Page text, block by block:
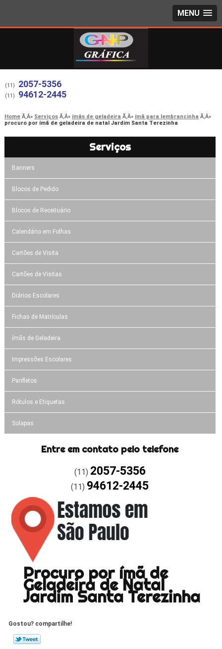
MENU
(11) 2057-5356
(11) 94612-2445
Home Serviços ímãs de geladeira
ímã para lembrancinha
procuro por ímã de geladeira de natal Jardim Santa Terezinha
Serviços
Banners
Blocos de Pedido
Blocos de Receituário
Calendário em Folhas
Cartões de Visita
Cartões de Visitas
Diários Escolares
Fichas de Matrículas
ímãs de Geladeira
Impressões Escolares
Panfletos
Rótulos e Etiquetas
Solapas
Entre em contato pelo telefone
(11) 2057-5356
(11) 94612-2445
Procuro por ímã de
Geladeira de Natal
Jardim Santa Terezinha
Gostou? compartilhe!